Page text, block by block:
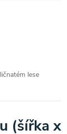
lese
(šířka x